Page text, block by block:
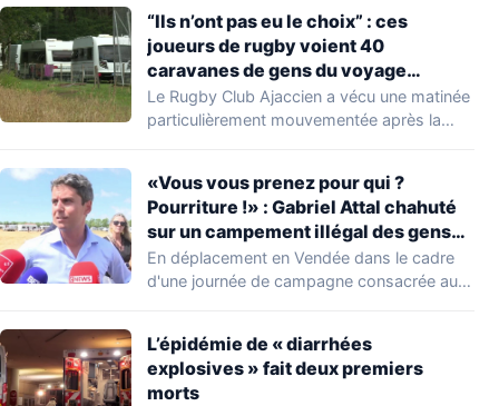
“Ils n’ont pas eu le choix” : ces
joueurs de rugby voient 40
caravanes de gens du voyage
s’installer dans leur stade, ils les
délogent en moins d’1 heure
Le Rugby Club Ajaccien a vécu une matinée
particulièrement mouvementée après la
«Vous vous prenez pour qui ?
Pourriture !» : Gabriel Attal chahuté
sur un campement illégal des gens
du voyage
En déplacement en Vendée dans le cadre
d'une journée de campagne consacrée aux
L’épidémie de « diarrhées
explosives » fait deux premiers
morts